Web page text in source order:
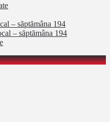
– săptămâna 194
– săptămâna 194